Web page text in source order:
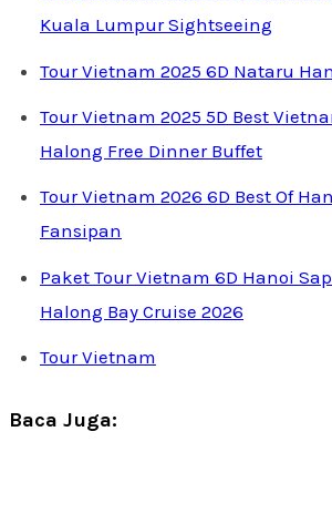
Kuala Lumpur Sightseeing
Tour Vietnam 2025 6D Nataru
Tour Vietnam 2025 5D Best
Halong Free Dinner Buffet
Tour Vietnam 2026 6D Best Of
Fansipan
Paket Tour Vietnam 6D Hanoi
Halong Bay Cruise 2026
Tour Vietnam
Baca Juga: